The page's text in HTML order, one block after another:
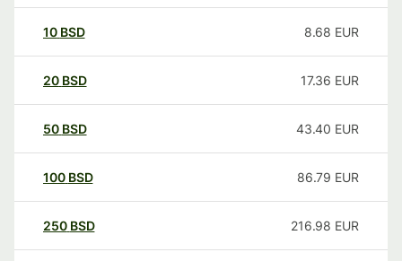
10 BSD 8.68 EUR
20 BSD 17.36 EUR
50 BSD 43.40 EUR
100 BSD 86.79 EUR
250 BSD 216.98 EUR